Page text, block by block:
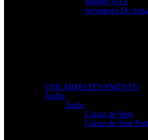
Servidores De
VER ARMAZENAMENTO
Áudio
Áudio
Caixas de Som
Caixas de Som